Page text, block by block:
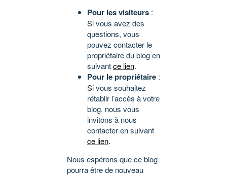
Pour les visiteurs :
Si vous avez des
questions, vous
pouvez contacter le
propriétaire du blog en
suivantce lien.
Pour le propriétaire :
Si vous souhaitez
rétablir l’accès à votre
blog, nous vous
invitons à nous
contacter en suivant
ce lien.
Nous espérons que ce blog
pourra être de nouveau